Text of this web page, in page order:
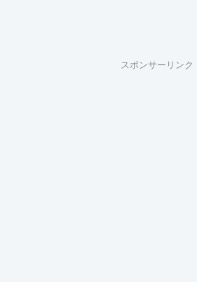
スポンサーリンク